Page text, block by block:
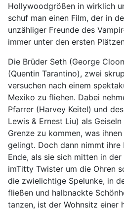
Hollywoodgrößen in wirklich
schuf man einen Film, der in
unzähliger Freunde des
immer unter den ersten
Die Brüder Seth (George
(Quentin Tarantino), zwei
versuchen nach einem
Mexiko zu fliehen. Dabei
Pfarrer (Harvey Keitel) und
Lewis & Ernest Liu) als
Grenze zu kommen, was
gelingt. Doch dann nimmt
Ende, als sie sich mitten in
imTitty Twister um die Ohren
die zwielichtige Spelunke, in
fließen und halbnackte
tanzen, ist der Wohnsitz einer